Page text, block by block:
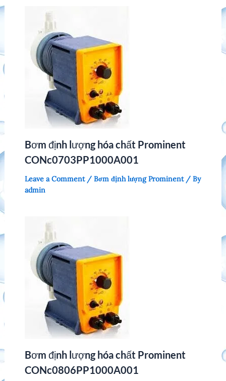
Bơm định lượng hóa chất Prominent
CONc0703PP1000A001
Leave a Comment / Bơm định lượng Prominent/ By
admin
Bơm định lượng hóa chất Prominent
CONc0806PP1000A001